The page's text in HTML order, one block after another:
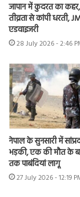
जापान में कुदरत का
तीव्रता से कांपी धरती,
एडवाइजरी
28 July 2026 - 2:46
नेपाल के सुनसारी में
भड़की, एक की मौत के
तक पाबंदियां लागू
27 July 2026 - 12:19